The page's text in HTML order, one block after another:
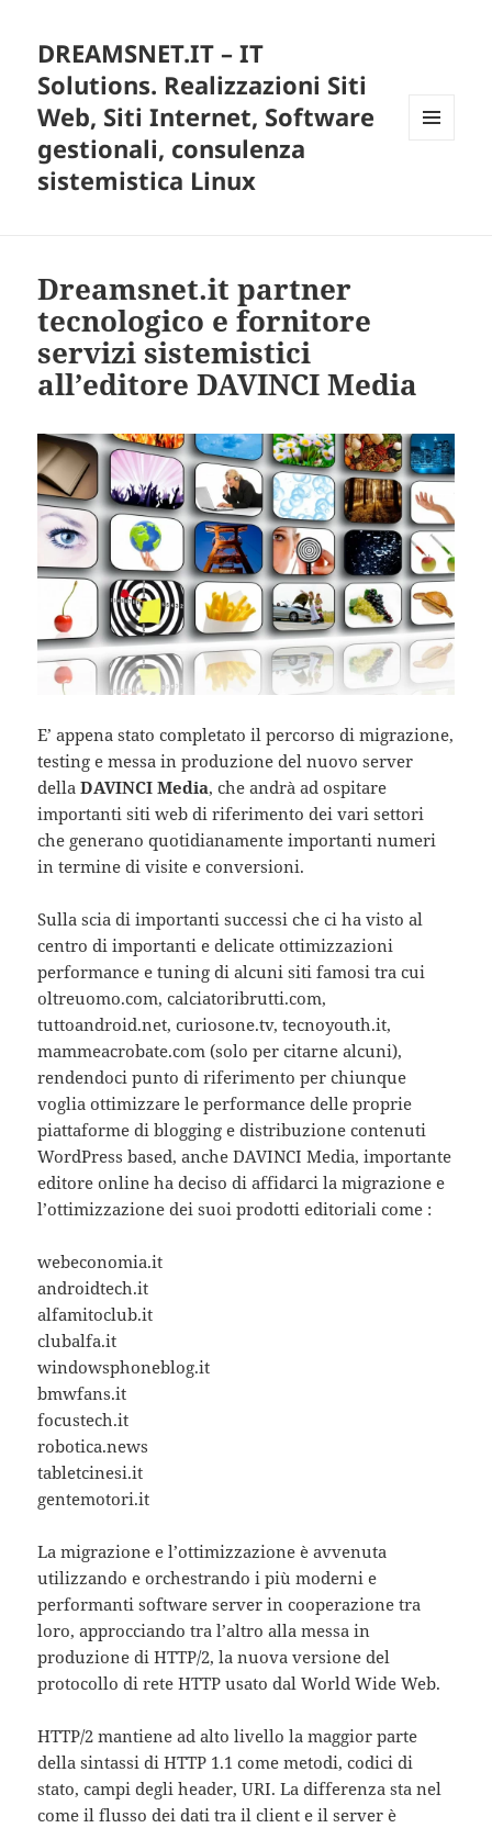
DREAMSNET.IT – IT
Solutions. Realizzazioni Siti
Web, Siti Internet, Software
gestionali, consulenza
sistemistica Linux
Dreamsnet.it partner
tecnologico e fornitore
servizi sistemistici
all’editore DAVINCI Media
E’ appena stato completato il percorso di migrazione,
testing e messa in produzione del nuovo server
dellaDAVINCI Media, che andrà ad ospitare
importanti siti web di riferimento dei vari settori
che generano quotidianamente importanti numeri
in termine di visite e conversioni.
Sulla scia di importanti successi che ci ha visto al
centro di importanti e delicate ottimizzazioni
performance e tuning di alcuni siti famosi tra cui
oltreuomo.com, calciatoribrutti.com,
tuttoandroid.net, curiosone.tv, tecnoyouth.it,
mammeacrobate.com (solo per citarne alcuni),
rendendoci punto di riferimento per chiunque
voglia ottimizzare le performance delle proprie
piattaforme di blogging e distribuzione contenuti
WordPress based, anche DAVINCI Media, importante
editore online ha deciso di affidarci la migrazione e
l’ottimizzazione dei suoi prodotti editoriali come :
webeconomia.it
androidtech.it
alfamitoclub.it
clubalfa.it
windowsphoneblog.it
bmwfans.it
focustech.it
robotica.news
tabletcinesi.it
gentemotori.it
La migrazione e l’ottimizzazione è avvenuta
utilizzando e orchestrando i più moderni e
performanti software server in cooperazione tra
loro, approcciando tra l’altro alla messa in
produzione di HTTP/2, la nuova versione del
protocollo di rete HTTP usato dal World Wide Web.
HTTP/2 mantiene ad alto livello la maggior parte
della sintassi di HTTP 1.1 come metodi, codici di
stato, campi degli header, URI. La differenza sta nel
come il flusso dei dati tra il client e il server è